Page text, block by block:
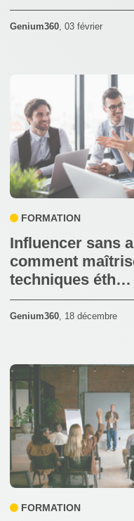
Genium360, 03 février
FORMATION
Influencer sans
comment
techniques éth…
Genium360, 18 décembre
FORMATION